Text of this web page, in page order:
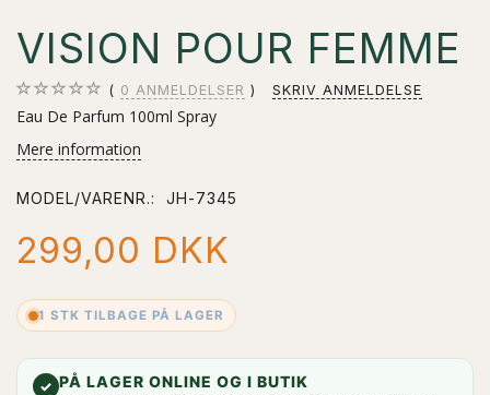
VISION POUR FEMME
0 ANMELDELSER SKRIV ANMELDELSE
Eau De Parfum 100ml Spray
Mere information
MODEL/VARENR.: JH-7345
299,00 DKK
1 STK TILBAGE PÅ LAGER
✓ PÅ LAGER ONLINE OG I BUTIK